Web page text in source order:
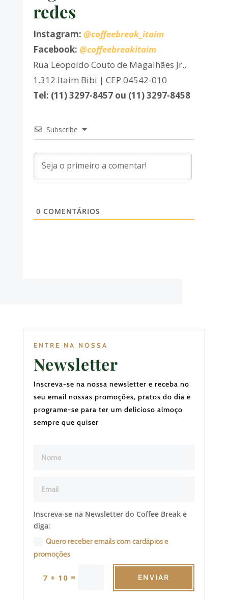
redes
Instagram: @coffeebreak_itaim
Facebook: @coffeebreakitaim
Rua Leopoldo Couto de Magalhães Jr.,
1.312 Itaim Bibi | CEP 04542-010
Tel: (11) 3297-8457 ou (11) 3297-8458
Subscribe
0 COMENTÁRIOS
ENTRE NA NOSSA
Newsletter
Inscreva-se na nossa newsletter e receba no
seu email nossas promoções, pratos do dia e
programe-se para ter um delicioso almoço
sempre que quiser
Inscreva-se na Newsletter do Coffee Break e
diga:
Quero receber emails com cardápios e
promoções
7 + 10 = ENVIAR